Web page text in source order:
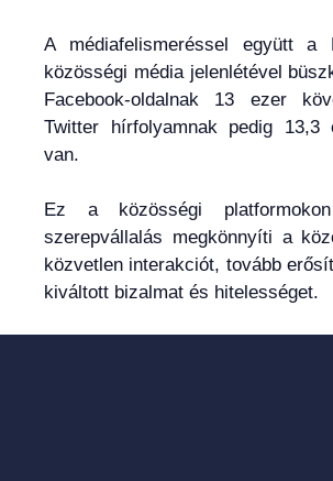
A médiafelismeréssel együtt a
közösségi média jelenlétével
Facebook-oldalnak 13 ezer
Twitter hírfolyamnak pedig 13,3
van.
Ez a közösségi
szerepvállalás megkönnyíti a
közvetlen interakciót, tovább
kiváltott bizalmat és hitelességet.